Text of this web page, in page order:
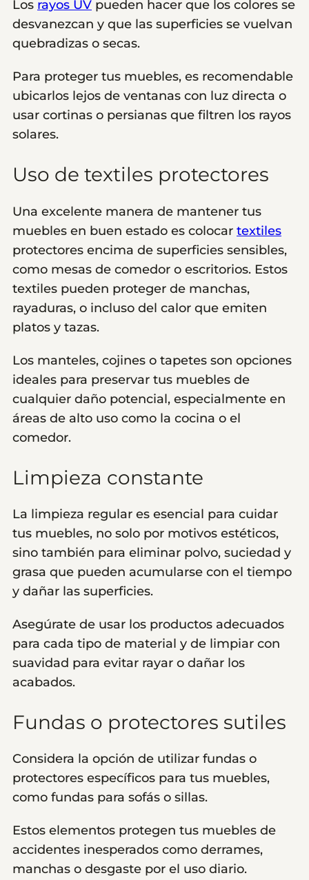
Los rayos UV pueden hacer que los colores se
desvanezcan y que las superficies se vuelvan
quebradizas o secas.
Para proteger tus muebles, es recomendable
ubicarlos lejos de ventanas con luz directa o
usar cortinas o persianas que filtren los rayos
solares.
Uso de textiles protectores
Una excelente manera de mantener tus
muebles en buen estado es colocar textiles
protectores encima de superficies sensibles,
como mesas de comedor o escritorios. Estos
textiles pueden proteger de manchas,
rayaduras, o incluso del calor que emiten
platos y tazas.
Los manteles, cojines o tapetes son opciones
ideales para preservar tus muebles de
cualquier daño potencial, especialmente en
áreas de alto uso como la cocina o el
comedor.
Limpieza constante
La limpieza regular es esencial para cuidar
tus muebles, no solo por motivos estéticos,
sino también para eliminar polvo, suciedad y
grasa que pueden acumularse con el tiempo
y dañar las superficies.
Asegúrate de usar los productos adecuados
para cada tipo de material y de limpiar con
suavidad para evitar rayar o dañar los
acabados.
Fundas o protectores sutiles
Considera la opción de utilizar fundas o
protectores específicos para tus muebles,
como fundas para sofás o sillas.
Estos elementos protegen tus muebles de
accidentes inesperados como derrames,
manchas o desgaste por el uso diario.